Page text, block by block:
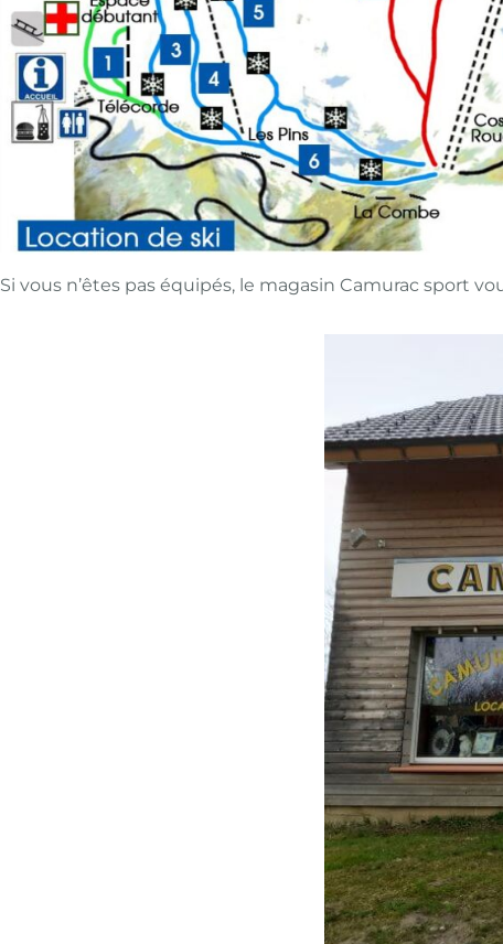
Si vous n’êtes pas équipés, le magasin Camurac sport